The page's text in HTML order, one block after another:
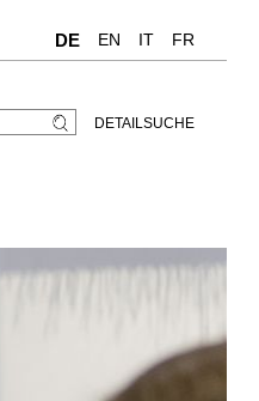
DE EN IT FR
DETAILSUCHE